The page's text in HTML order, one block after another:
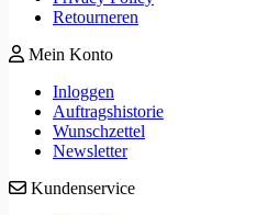
Retourneren
Mein Konto
Inloggen
Auftragshistorie
Wunschzettel
Newsletter
Kundenservice